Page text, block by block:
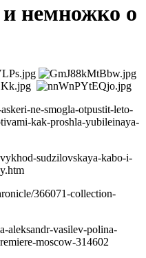
немножко о
ne-smogla-otpustit-leto-
kak-proshla-yubileinaya-
sudzilovskaya-kabo-i-
366071-collection-
aleksandr-vasilev-polina-
moscow-314602